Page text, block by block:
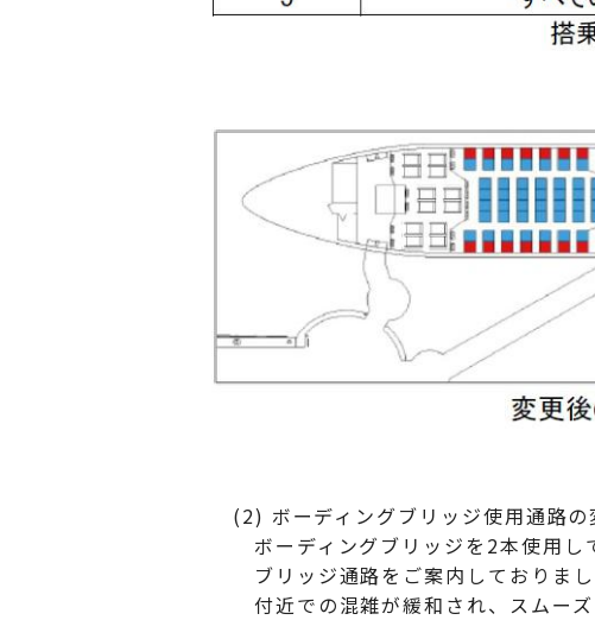
(2) ボーディングブリッジ使用通路の
ボーディングブリッジを2本使用し
ブリッジ通路をご案内しておりまし
付近での混雑が緩和され、スムーズ